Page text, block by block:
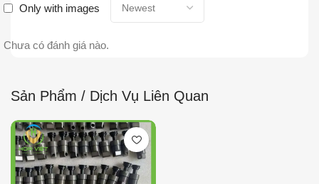
Only with images
Chưa có đánh giá nào.
Sản Phẩm / Dịch Vụ Liên Quan